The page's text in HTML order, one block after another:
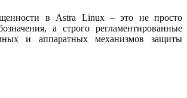
в Astra Linux – это не просто
а строго регламентированные
и аппаратных механизмов защиты